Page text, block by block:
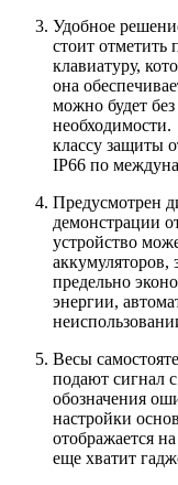
Удобное
стоит
клавиатуру,
она
можно будет
классу защиты
IP66 по
Предусмотрен
демонстрации
устройство
аккумуляторов,
предельно
энергии,
Весы
подают сигнал
обозначения
настройки
отображается
еще хватит